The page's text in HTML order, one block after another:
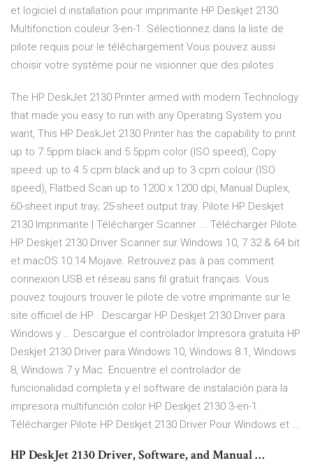
et logiciel d installation pour imprimante HP Deskjet 2130
Multifonction couleur 3-en-1. Sélectionnez dans la liste de
pilote requis pour le téléchargement Vous pouvez aussi
choisir votre système pour ne visionner que des pilotes
The HP DeskJet 2130 Printer armed with modern Technology
that made you easy to run with any Operating System you
want, This HP DeskJet 2130 Printer has the capability to print
up to 7.5ppm black and 5.5ppm color (ISO speed), Copy
speed: up to 4.5 cpm black and up to 3 cpm colour (ISO
speed), Flatbed Scan up to 1200 x 1200 dpi, Manual Duplex,
60-sheet input tray; 25-sheet output tray. Pilote HP Deskjet
2130 Imprimante | Télécharger Scanner ... Télécharger Pilote
HP Deskjet 2130 Driver Scanner sur Windows 10, 7 32 & 64 bit
et macOS 10.14 Mojave. Retrouvez pas à pas comment
connexion USB et réseau sans fil gratuit français. Vous
pouvez toujours trouver le pilote de votre imprimante sur le
site officiel de HP . Descargar HP Deskjet 2130 Driver para
Windows y … Descargue el controlador Impresora gratuita HP
Deskjet 2130 Driver para Windows 10, Windows 8.1, Windows
8, Windows 7 y Mac. Encuentre el controlador de
funcionalidad completa y el software de instalación para la
impresora multifunción color HP Deskjet 2130 3-en-1.
Télécharger Pilote HP Deskjet 2130 Driver Pour Windows et ...
HP DeskJet 2130 Driver, Software, and Manual …